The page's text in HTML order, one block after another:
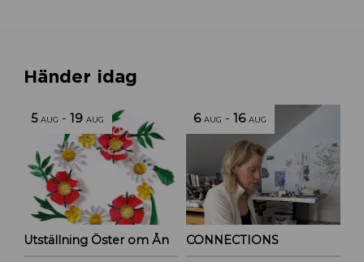
Händer idag
5 AUG -19 AUG
Utställning Öster om Ån
6 AUG -16 AUG
CONNECTIONS